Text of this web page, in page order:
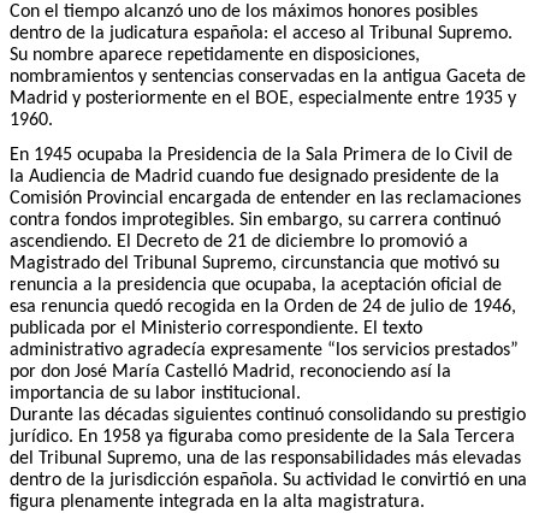
Con el tiempo alcanzó uno de los máximos honores posibles
dentro de la judicatura española: el acceso al Tribunal Supremo.
Su nombre aparece repetidamente en disposiciones,
nombramientos y sentencias conservadas en la antigua Gaceta de
Madrid y posteriormente en el BOE, especialmente entre 1935 y
1960.
En 1945 ocupaba la Presidencia de la Sala Primera de lo Civil de
la Audiencia de Madrid cuando fue designado presidente de la
Comisión Provincial encargada de entender en las reclamaciones
contra fondos improtegibles. Sin embargo, su carrera continuó
ascendiendo. El Decreto de 21 de diciembre lo promovió a
Magistrado del Tribunal Supremo, circunstancia que motivó su
renuncia a la presidencia que ocupaba, la aceptación oficial de
esa renuncia quedó recogida en la Orden de 24 de julio de 1946,
publicada por el Ministerio correspondiente. El texto
administrativo agradecía expresamente “los servicios prestados”
por don José María Castelló Madrid, reconociendo así la
importancia de su labor institucional.
Durante las décadas siguientes continuó consolidando su prestigio
jurídico. En 1958 ya figuraba como presidente de la Sala Tercera
del Tribunal Supremo, una de las responsabilidades más elevadas
dentro de la jurisdicción española. Su actividad le convirtió en una
figura plenamente integrada en la alta magistratura.